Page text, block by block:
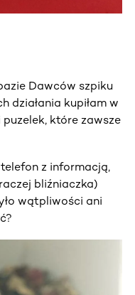
Dawców szpiku
działania kupiłam w
które zawsze
z informacją,
bliźniaczka)
wątpliwości ani